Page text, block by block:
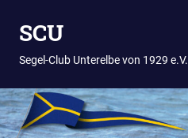
InhaltSCU
Segel-Club Unterelbe von 1929 e.V.